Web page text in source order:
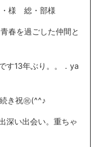
様 総・部様
春を過ごした仲間と
す13年ぶり。。．ya
き祝㊗(^^♪
深い出会い。重ちゃ